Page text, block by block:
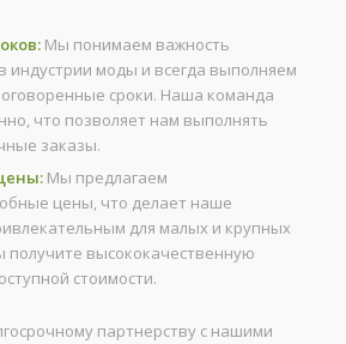
Мы понимаем важность
индустрии моды и всегда выполняем
оговоренные сроки. Наша команда
что позволяет нам выполнять
заказы.
Мы предлагаем
цены, что делает наше
для малых и крупных
получите высококачественную
стоимости.
партнерству с нашими